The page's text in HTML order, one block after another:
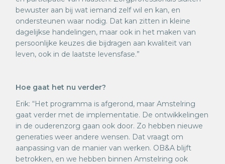
bewuster aan bij wat iemand zelf wil en kan, en
ondersteunen waar nodig. Dat kan zitten in kleine
dagelijkse handelingen, maar ook in het maken van
persoonlijke keuzes die bijdragen aan kwaliteit van
leven, ook in de laatste levensfase.”
Hoe gaat het nu verder?
Erik: “Het programma is afgerond, maar Amstelring
gaat verder met de implementatie. De ontwikkelingen
in de ouderenzorg gaan ook door. Zo hebben nieuwe
generaties weer andere wensen. Dat vraagt om
aanpassing van de manier van werken. OB&A blijft
betrokken, en we hebben binnen Amstelring ook